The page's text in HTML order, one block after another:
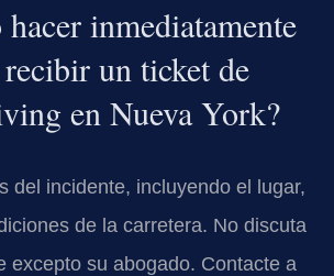
inmediatamente
recibir un ticket de
en Nueva York?
del incidente, incluyendo el lugar,
de la carretera. No discuta
excepto su abogado. Contacte a